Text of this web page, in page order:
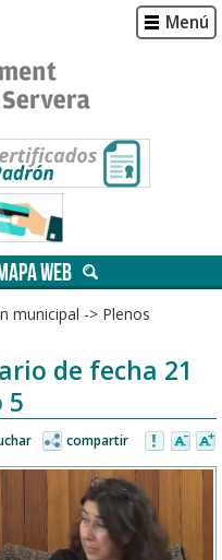
Menú
MAPA WEB
municipal -> Plenos
de fecha 21
5
compartir